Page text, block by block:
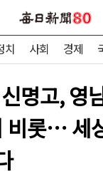
치 사회 경제
명고, 영
비롯… 세